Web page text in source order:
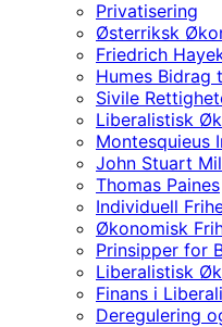
Privatisering
Østerriksk
Friedrich
Humes Bidrag
Sivile
Liberalistisk
Montesquieus
John Stuart
Thomas Paines
Individuell
Økonomisk
Prinsipper for
Liberalistisk
Finans i
Deregulering